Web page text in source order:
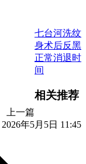
上一篇
2026年5月5日 11:45
七台河洗纹
身术后反黑
正常消退时
间
相关推荐